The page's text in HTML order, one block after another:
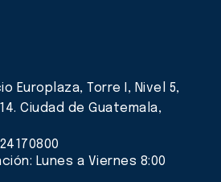
Europlaza, Torre I, Nivel 5,
Ciudad de Guatemala,
Lunes a Viernes 8:00